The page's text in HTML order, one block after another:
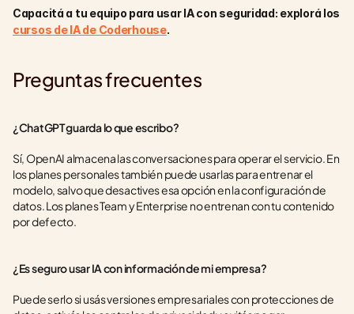
cursos de IA de Coderhouse.
Preguntas frecuentes
¿ChatGPT guarda lo que escribo?
Sí, OpenAI almacena las conversaciones para operar el servicio. En
los planes personales también puede usarlas para entrenar el
modelo, salvo que desactives esa opción en la configuración de
datos. Los planes Team y Enterprise no entrenan con tu contenido
por defecto.
¿Es seguro usar IA con información de mi empresa?
Puede serlo si usás versiones empresariales con protecciones de